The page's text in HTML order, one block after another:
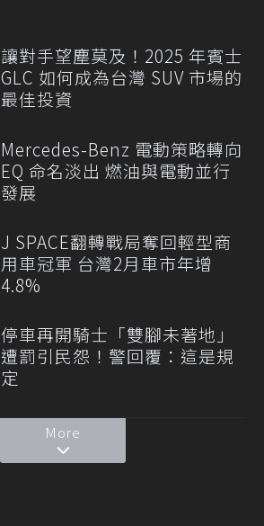
讓對手望塵莫及！2025 年賓士
GLC 如何成為台灣 SUV 市場的
最佳投資
Mercedes-Benz 電動策略轉向
EQ 命名淡出 燃油與電動並行
發展
J SPACE翻轉戰局奪回輕型商
用車冠軍 台灣2月車市年增
4.8%
停車再開騎士「雙腳未著地」
遭罰引民怨！警回覆：這是規
定
More